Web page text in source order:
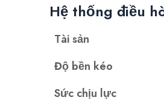
Hệ thống điều
Tài sản
Độ bền kéo
Sức chịu lực